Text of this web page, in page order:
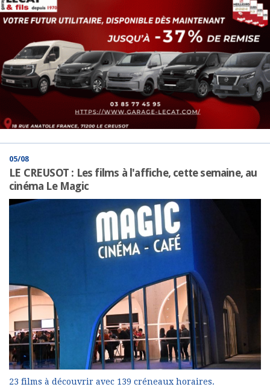
05/08
LE CREUSOT : Les films à l'affiche, cette semaine, au
cinéma Le Magic
23 films à découvrir avec 139 créneaux horaires.